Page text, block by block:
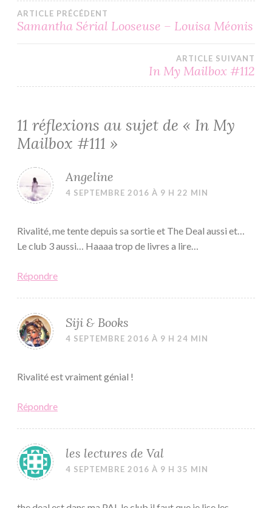
Navigation
ARTICLE PRÉCÉDENT
Samantha Sérial Looseuse – Louisa Méonis
ARTICLE SUIVANT
In My Mailbox #112
11 réflexions au sujet de « In My
Mailbox #111 »
Angeline
4 SEPTEMBRE 2016 À 9 H 22 MIN
Rivalité, me tente depuis sa sortie et The Deal aussi et…
Le club 3 aussi… Haaaa trop de livres a lire…
Répondre
Siji & Books
4 SEPTEMBRE 2016 À 9 H 24 MIN
Rivalité est vraiment génial !
Répondre
les lectures de Val
4 SEPTEMBRE 2016 À 9 H 35 MIN